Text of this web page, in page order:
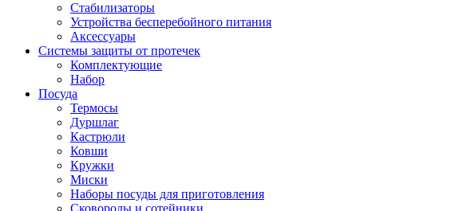
Стабилизаторы
Устройства бесперебойного питания
Аксессуары
Системы защиты от протечек
Комплектующие
Набор
Посуда
Термосы
Дуршлаг
Кастрюли
Ковши
Кружки
Миски
Наборы посуды для приготовления
Сковороды и сотейники